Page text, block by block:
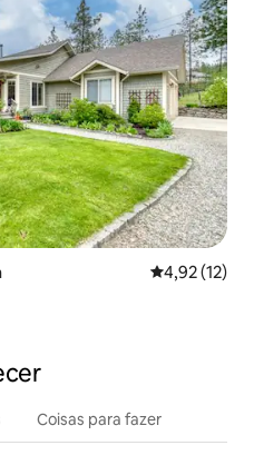
4,92 de uma
4,92 (12)
Coisas para fazer